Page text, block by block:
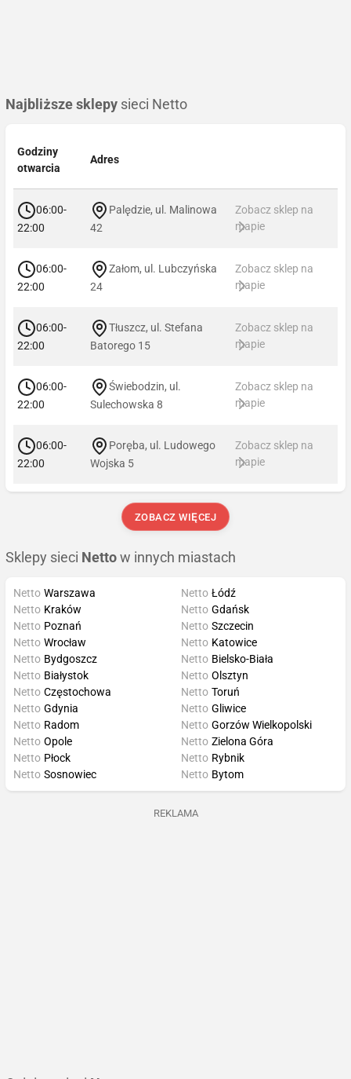
Najbliższe sklepy sieci Netto
Godziny
otwarcia
Adres
06:00-
22:00
Palędzie, ul. Malinowa
42
Zobacz sklep na
mapie
06:00-
22:00
Załom, ul. Lubczyńska
24
Zobacz sklep na
mapie
06:00-
22:00
Tłuszcz, ul. Stefana
Batorego 15
Zobacz sklep na
mapie
06:00-
22:00
Świebodzin, ul.
Sulechowska 8
Zobacz sklep na
mapie
06:00-
22:00
Poręba, ul. Ludowego
Wojska 5
Zobacz sklep na
mapie
ZOBACZ WIĘCEJ
Sklepy sieci Netto w innych miastach
Netto Warszawa
Netto Kraków
Netto Poznań
Netto Wrocław
Netto Łódź
Netto Gdańsk
Netto Szczecin
Netto Katowice
Netto Bydgoszcz
Netto Białystok
Netto Częstochowa
Netto Gdynia
Netto Bielsko-Biała
Netto Olsztyn
Netto Toruń
Netto Gliwice
Netto Radom
Netto Opole
Netto Płock
Netto Sosnowiec
Netto Gorzów Wielkopolski
Netto Zielona Góra
Netto Rybnik
Netto Bytom
REKLAMA